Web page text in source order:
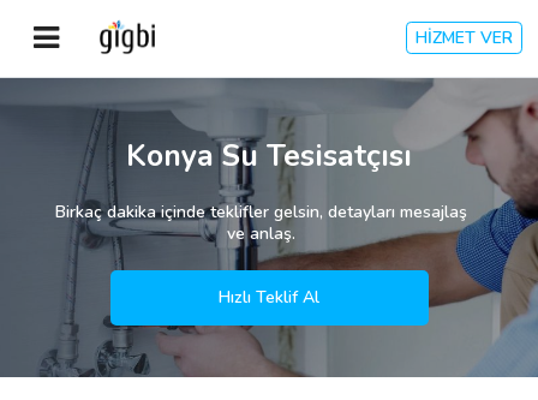
HİZMET VER
Anasayfa
Giriş Yap
Kayıt Ol
Kategoriler
Konya Su Tesisatçısı
Birkaç dakika içinde teklifler gelsin, detayları mesajlaş
ve anlaş.
Hızlı Teklif Al